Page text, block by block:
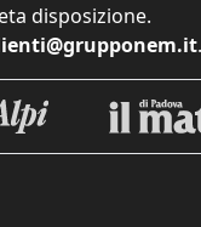
disposizione.
.